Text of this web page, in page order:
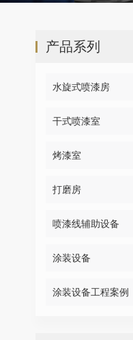
产品系列
水旋式喷漆房
干式喷漆室
烤漆室
打磨房
喷漆线辅助设备
涂装设备
涂装设备工程案例